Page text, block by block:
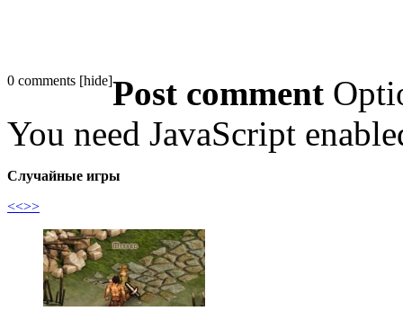
0 comments [hide]Post comment
You need JavaScript
Случайные игры
<<>>